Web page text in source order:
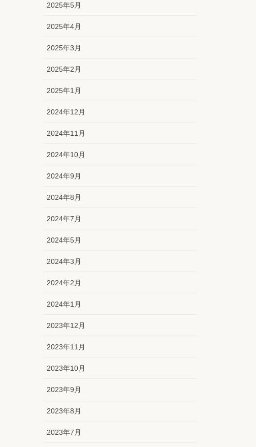
2025年5月
2025年4月
2025年3月
2025年2月
2025年1月
2024年12月
2024年11月
2024年10月
2024年9月
2024年8月
2024年7月
2024年5月
2024年3月
2024年2月
2024年1月
2023年12月
2023年11月
2023年10月
2023年9月
2023年8月
2023年7月